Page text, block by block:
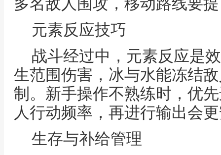
元素反应技巧
战斗经过中，元素反应是
生范围伤害，冰与水能冻结
制。新手操作不熟练时，优
人行动频率，再进行输出会
生存与补给管理